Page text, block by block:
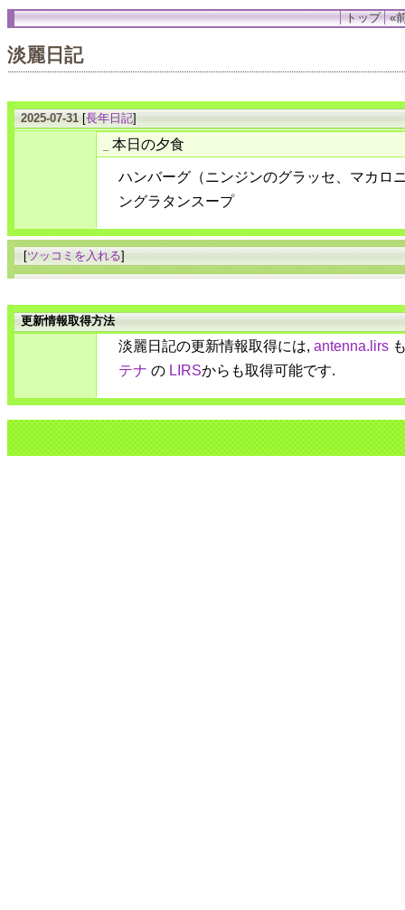
トップ «
淡麗日記
2025-07-31 [長年日記]
本日の夕食
ハンバーグ（ニンジンのグラッセ、マカロ
ングラタンスープ
[ツッコミを入れる]
更新情報取得方法
淡麗日記の更新情報取得には, antenna.lirs
テナ の LIRSからも取得可能です.